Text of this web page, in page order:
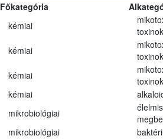
Főkategória
kémiai
toxinok
kémiai
toxinok
kémiai
toxinok
kémiai
mikrobiológiai
mikrobiológiai